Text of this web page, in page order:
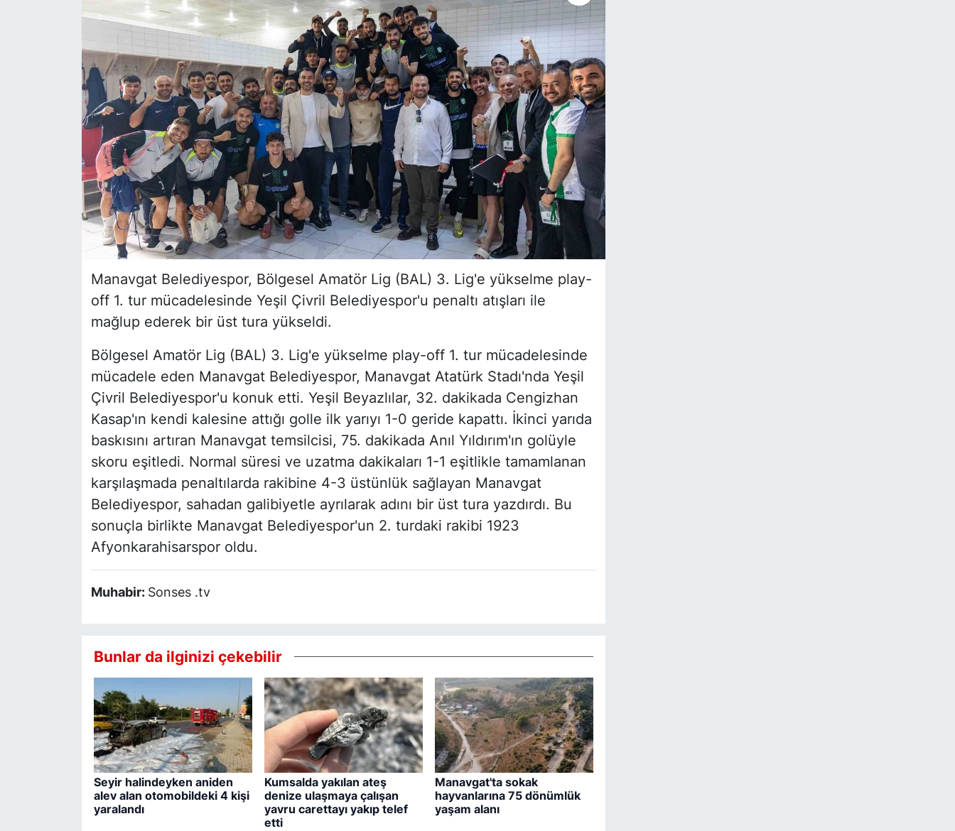
Manavgat Belediyespor, Bölgesel Amatör Lig (BAL) 3. Lig'e yükselme play-
off 1. tur mücadelesinde Yeşil Çivril Belediyespor'u penaltı atışları ile
mağlup ederek bir üst tura yükseldi.
Bölgesel Amatör Lig (BAL) 3. Lig'e yükselme play-off 1. tur mücadelesinde
mücadele eden Manavgat Belediyespor, Manavgat Atatürk Stadı'nda Yeşil
Çivril Belediyespor'u konuk etti. Yeşil Beyazlılar, 32. dakikada Cengizhan
Kasap'ın kendi kalesine attığı golle ilk yarıyı 1-0 geride kapattı. İkinci yarıda
baskısını artıran Manavgat temsilcisi, 75. dakikada Anıl Yıldırım'ın golüyle
skoru eşitledi. Normal süresi ve uzatma dakikaları 1-1 eşitlikle tamamlanan
karşılaşmada penaltılarda rakibine 4-3 üstünlük sağlayan Manavgat
Belediyespor, sahadan galibiyetle ayrılarak adını bir üst tura yazdırdı. Bu
sonuçla birlikte Manavgat Belediyespor'un 2. turdaki rakibi 1923
Afyonkarahisarspor oldu.
Muhabir: Sonses .tv
Bunlar da ilginizi çekebilir
Seyir halindeyken aniden
alev alan otomobildeki 4 kişi
yaralandı
Kumsalda yakılan ateş
denize ulaşmaya çalışan
yavru carettayı yakıp telef
etti
Manavgat'ta sokak
hayvanlarına 75 dönümlük
yaşam alanı
YEREL HABER
Haberde insan
Tanıtım